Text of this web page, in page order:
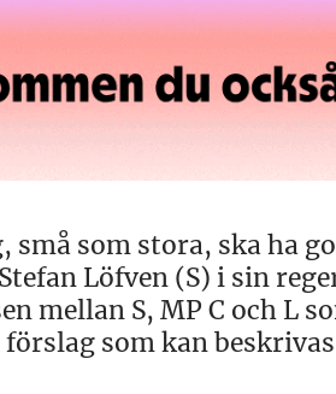
små som stora, ska ha
Löfven (S) i sin
mellan S, MP C och L
som kan